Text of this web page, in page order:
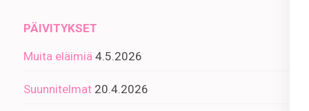
PÄIVITYKSET
Muita eläimiä 4.5.2026
Suunnitelmat 20.4.2026